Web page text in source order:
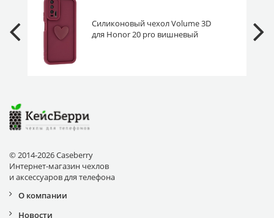
Силиконовый чехол Volume 3D
для Honor 20 pro вишневый
© 2014-2026 Caseberry
Интернет-магазин чехлов
и аксессуаров для телефона
О компании
Новости